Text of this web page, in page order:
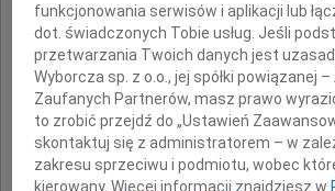
katastrofę
Rodzinami i
tej tragedii
funkcjonowania serwisów i aplikacji lub
dot. świadczonych Tobie usług. Jeśli
przetwarzania Twoich danych jest
Wyborcza sp. z o.o., jej spółki powiązanej –
Zaufanych Partnerów, masz prawo
to zrobić przejdź do „Ustawień
skontaktuj się z administratorem – w
zakresu sprzeciwu i podmiotu, wobec
kierowany. Więcej informacji znajdziesz w